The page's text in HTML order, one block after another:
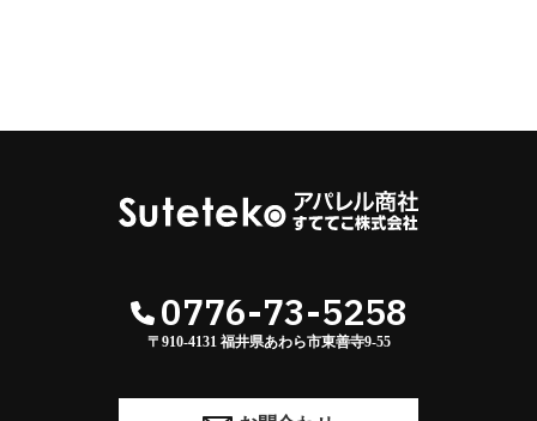
0776-73-5258
〒910-4131 福井県あわら市東善寺9-55